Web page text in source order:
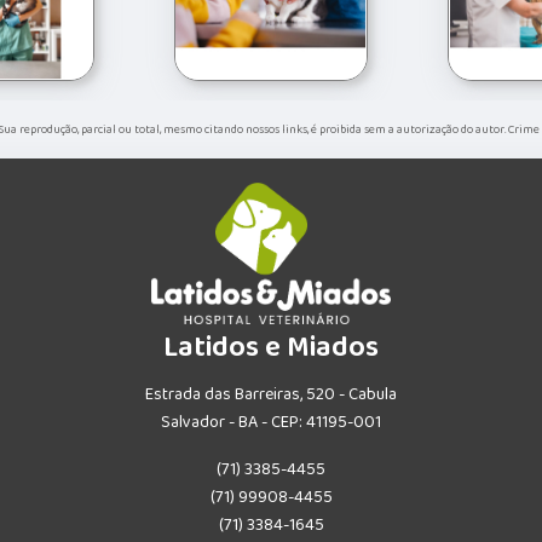
reprodução, parcial ou total, mesmo citando nossos links, é proibida sem a autorização do autor.
Latidos e Miados
Estrada das Barreiras, 520 - Cabula
Salvador - BA - CEP: 41195-001
(71) 3385-4455
(71) 99908-4455
(71) 3384-1645